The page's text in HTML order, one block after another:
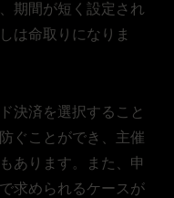
期間が短く設定され
は命取りになりま
決済を選択すること
ぐことができ、主催
あります。また、申
求められるケースが